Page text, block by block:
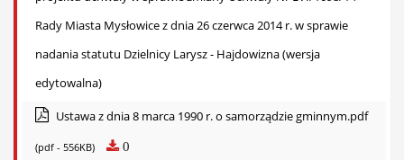
Rady Miasta Mysłowice z dnia 26 czerwca 2014 r. w sprawie
nadania statutu Dzielnicy Larysz - Hajdowizna (wersja
edytowalna)
Ustawa z dnia 8 marca 1990 r. o samorządzie gminnym.pdf
(pdf - 556KB) 0